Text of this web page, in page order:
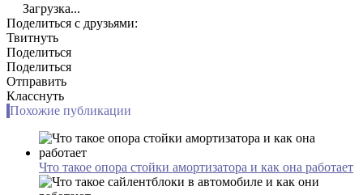
Загрузка...
Поделиться с друзьями:
Твитнуть
Поделиться
Поделиться
Отправить
Класснуть
Похожие публикации
Что такое опора стойки амортизатора и как она работает